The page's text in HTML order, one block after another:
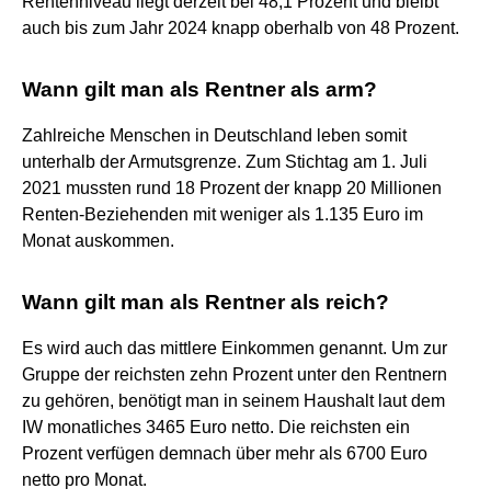
auch bis zum Jahr 2024 knapp oberhalb von 48 Prozent.
Wann gilt man als Rentner als arm?
Zahlreiche Menschen in Deutschland leben somit
unterhalb der Armutsgrenze. Zum Stichtag am 1. Juli
2021 mussten rund 18 Prozent der knapp 20 Millionen
Renten-Beziehenden mit weniger als 1.135 Euro im
Monat auskommen.
Wann gilt man als Rentner als reich?
Es wird auch das mittlere Einkommen genannt. Um zur
Gruppe der reichsten zehn Prozent unter den Rentnern
zu gehören, benötigt man in seinem Haushalt laut dem
IW monatliches 3465 Euro netto. Die reichsten ein
Prozent verfügen demnach über mehr als 6700 Euro
netto pro Monat.